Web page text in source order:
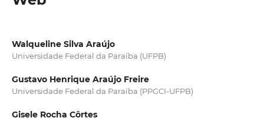
Walqueline Silva Araújo
Universidade Federal da Paraíba (UFPB)
Gustavo Henrique Araújo Freire
Universidade Federal da Paraíba (PPGCI-UFPB)
Gisele Rocha Côrtes